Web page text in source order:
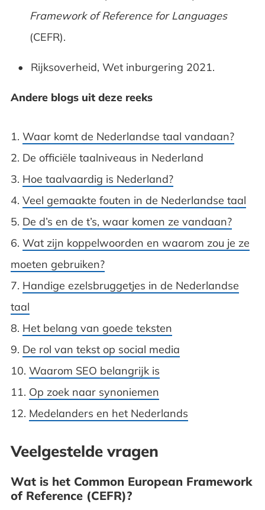
Framework of Reference for Languages
(CEFR).
Rijksoverheid, Wet inburgering 2021.
Andere blogs uit deze reeks
1. Waar komt de Nederlandse taal vandaan?
2. De officiële taalniveaus in Nederland
3. Hoe taalvaardig is Nederland?
4. Veel gemaakte fouten in de Nederlandse taal
5. De d’s en de t’s, waar komen ze vandaan?
6. Wat zijn koppelwoorden en waarom zou je ze
moeten gebruiken?
7. Handige ezelsbruggetjes in de Nederlandse
taal
8. Het belang van goede teksten
9. De rol van tekst op social media
10. Waarom SEO belangrijk is
11. Op zoek naar synoniemen
12. Medelanders en het Nederlands
Veelgestelde vragen
Wat is het Common European Framework
of Reference (CEFR)?